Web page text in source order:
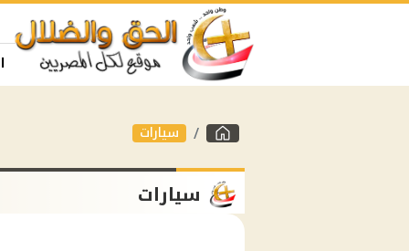
سيارات
سيارات